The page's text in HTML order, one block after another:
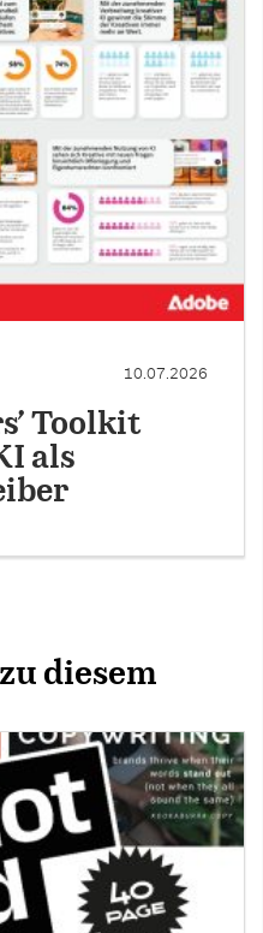
10.07.2026
Toolkit
als
diesem